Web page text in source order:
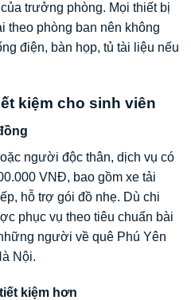
trưởng phòng. Mọi thiết bị
theo phòng ban nên không
điện, bàn họp, tủ tài liệu nếu
kiệm cho sinh viên
người độc thân, dịch vụ có
VNĐ, bao gồm xe tải
hỗ trợ gói đồ nhẹ. Dù chi
phục vụ theo tiêu chuẩn bài
người về quê Phú Yên
Nội.
kiệm hơn